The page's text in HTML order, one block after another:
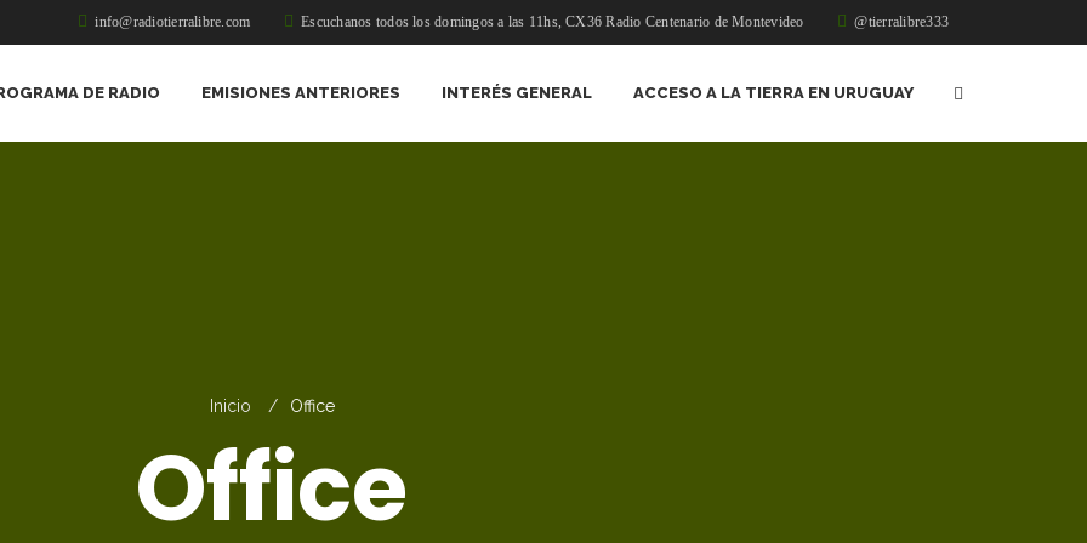
info@radiotierralibre.com Escuchanos todos los domingos a las 11hs, CX36 Radio Centenario de Montevideo @tierralibre333
DE RADIO EMISIONES ANTERIORES INTERÉS GENERAL ACCESO A LA TIERRA EN URUGUAY
Inicio Office
Office